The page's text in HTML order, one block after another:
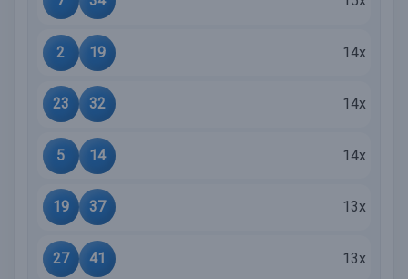
2 19 14x
23 32 14x
5 14 14x
19 37 13x
27 41 13x